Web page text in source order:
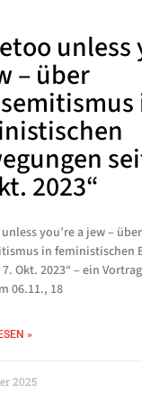
unless
– über
2023“
you’re a jew – über
in feministischen
Okt. 2023“ – ein
06.11., 18
»
2025